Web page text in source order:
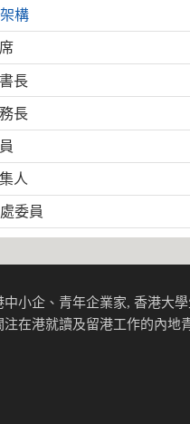
構
長
長
人
委員
小企、青年企業家, 香港大
在港就讀及留港工作的內地